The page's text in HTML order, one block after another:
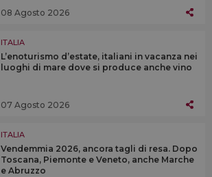
08 Agosto 2026
ITALIA
L’enoturismo d’estate, italiani in vacanza nei
luoghi di mare dove si produce anche vino
07 Agosto 2026
ITALIA
Vendemmia 2026, ancora tagli di resa. Dopo
Toscana, Piemonte e Veneto, anche Marche
e Abruzzo